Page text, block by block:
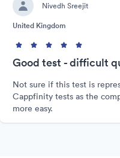
Nivedh Sreejit
United Kingdom
Good test - difficult
Not sure if this test is
Cappfinity tests as the
more easy.